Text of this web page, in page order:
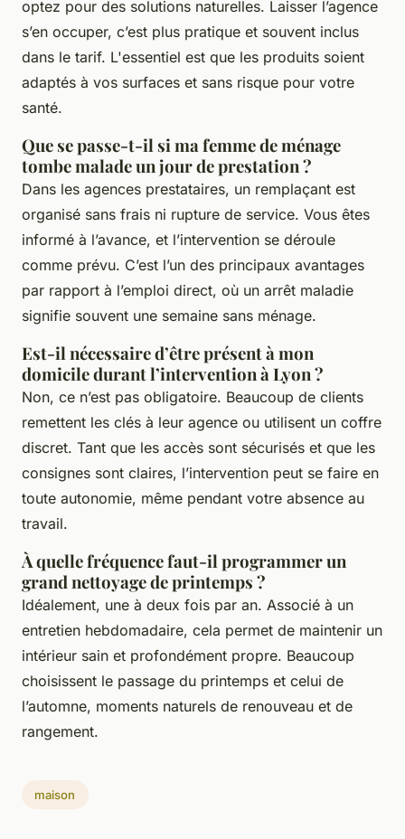
optez pour des solutions naturelles. Laisser l’agence
s’en occuper, c’est plus pratique et souvent inclus
dans le tarif. L'essentiel est que les produits soient
adaptés à vos surfaces et sans risque pour votre
santé.
Que se passe-t-il si ma femme de ménage
tombe malade un jour de prestation ?
Dans les agences prestataires, un remplaçant est
organisé sans frais ni rupture de service. Vous êtes
informé à l’avance, et l’intervention se déroule
comme prévu. C’est l’un des principaux avantages
par rapport à l’emploi direct, où un arrêt maladie
signifie souvent une semaine sans ménage.
Est-il nécessaire d’être présent à mon
domicile durant l’intervention à Lyon ?
Non, ce n’est pas obligatoire. Beaucoup de clients
remettent les clés à leur agence ou utilisent un coffre
discret. Tant que les accès sont sécurisés et que les
consignes sont claires, l’intervention peut se faire en
toute autonomie, même pendant votre absence au
travail.
À quelle fréquence faut-il programmer un
grand nettoyage de printemps ?
Idéalement, une à deux fois par an. Associé à un
entretien hebdomadaire, cela permet de maintenir un
intérieur sain et profondément propre. Beaucoup
choisissent le passage du printemps et celui de
l’automne, moments naturels de renouveau et de
rangement.
maison